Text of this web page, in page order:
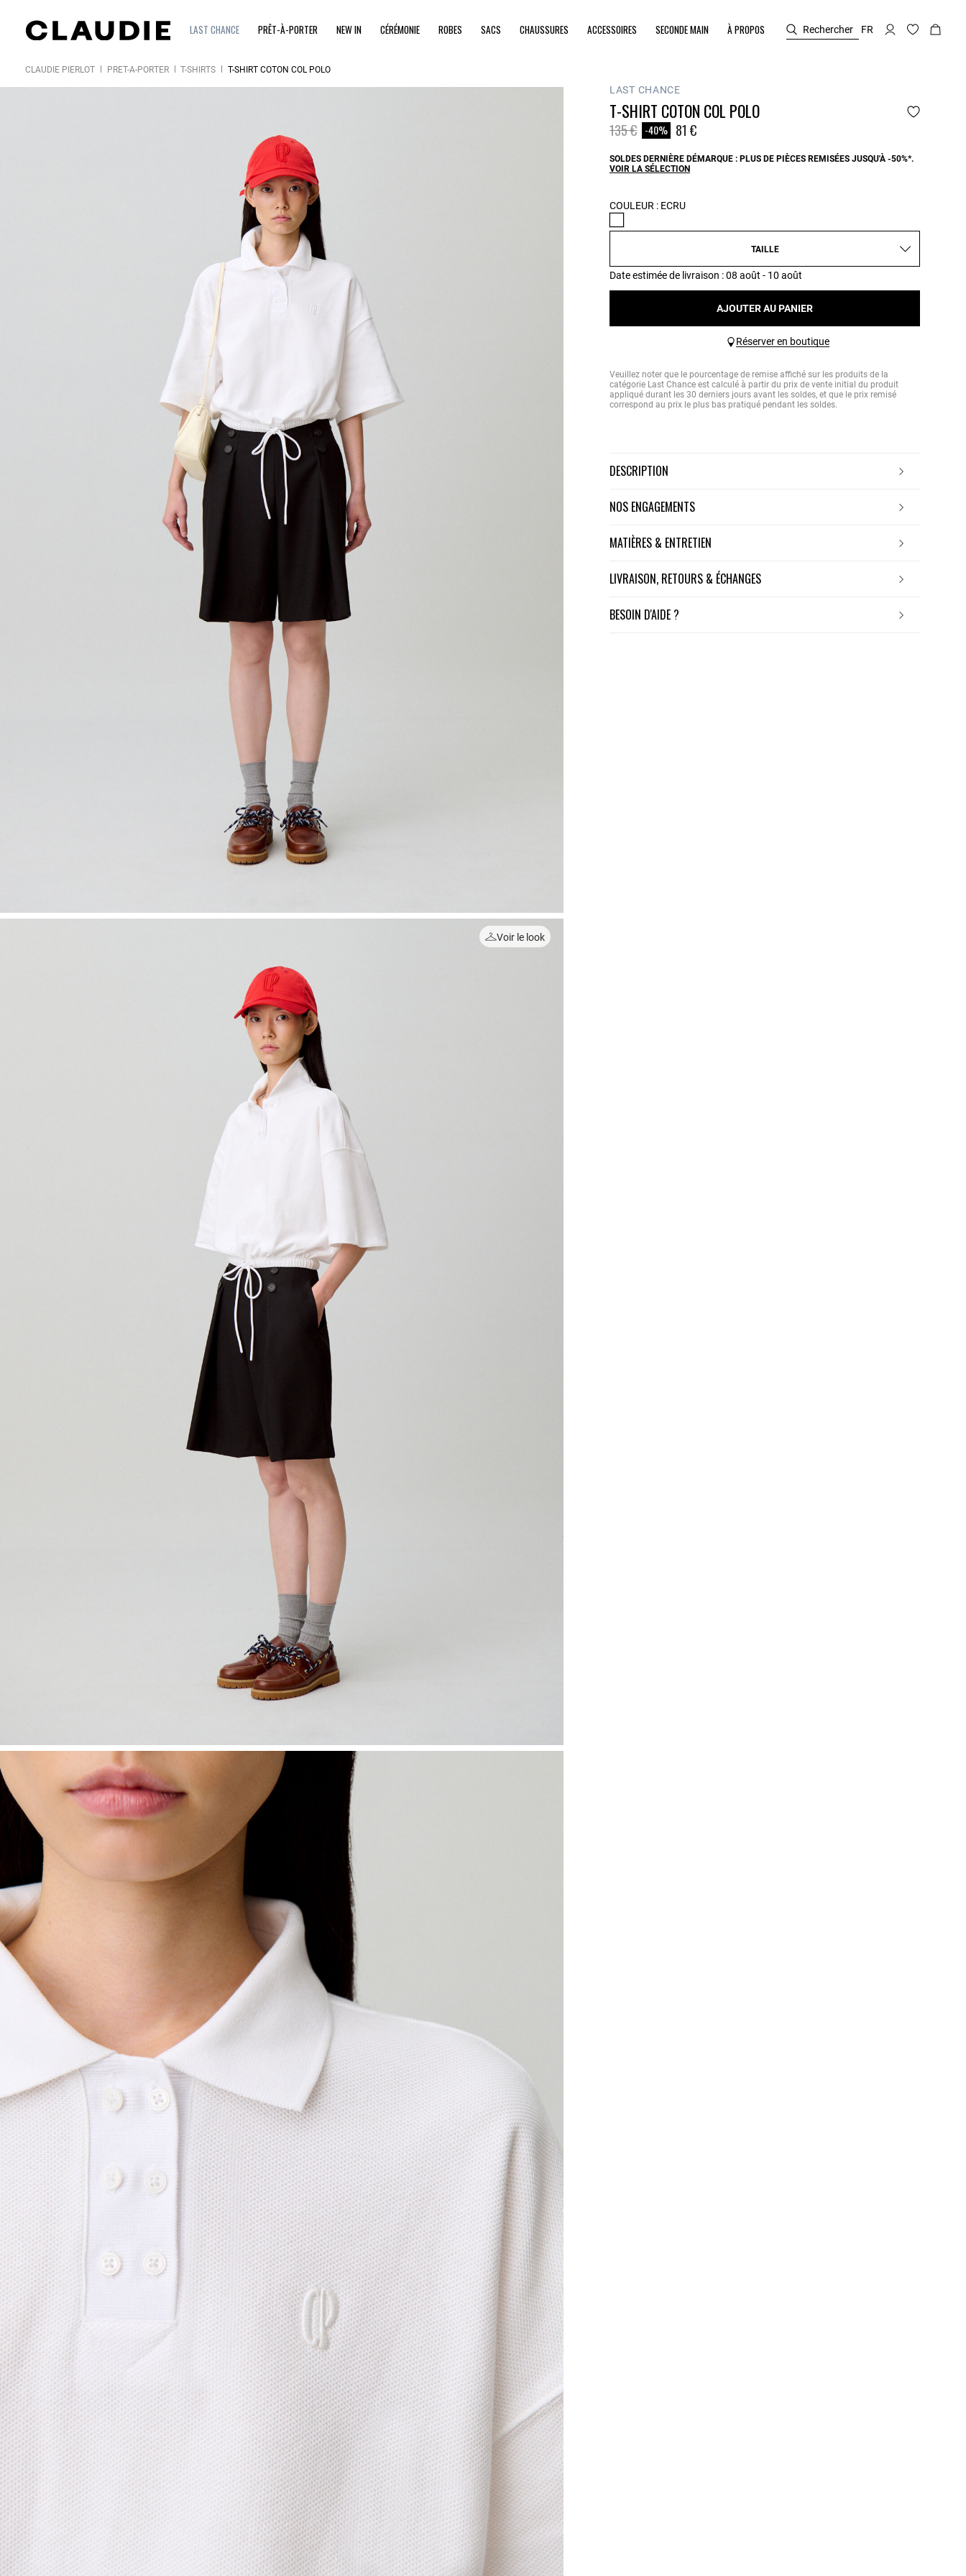
LAST CHANCE PRÊT-À-PORTER NEW IN CÉRÉMONIE ROBES SACS CHAUSSURES ACCESSOIRES SECONDE MAIN À PROPOS Rechercher FR
CLAUDIE PIERLOT PRÊT-À-PORTER T-SHIRTS T-SHIRT COTON COL POLO
Voir le look
LAST CHANCE
T-SHIRT COTON COL POLO
Prix réduit à partir de
135 €à -40% 81 €
SOLDES DERNIÈRE DÉMARQUE : PLUS DE PIÈCES REMISÉES JUSQU'À -50%*.
VOIR LA SÉLECTION
COULEUR : ECRU
TAILLE
Date estimée de livraison : 08 août - 10 août
AJOUTER AU PANIER
Réserver en boutique
Veuillez noter que le pourcentage de remise affiché sur les produits de la
catégorie Last Chance est calculé à partir du prix de vente initial du produit
appliqué durant les 30 derniers jours avant les soldes, et que le prix remisé
correspond au prix le plus bas pratiqué pendant les soldes.
DESCRIPTION
NOS ENGAGEMENTS
MATIÈRES & ENTRETIEN
LIVRAISON, RETOURS & ÉCHANGES
BESOIN D'AIDE ?